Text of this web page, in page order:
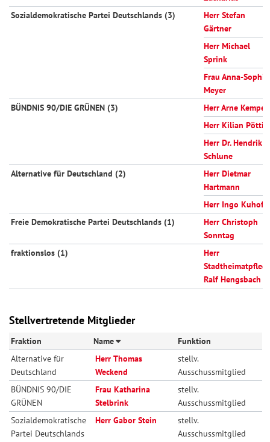
Sozialdemokratische Partei Deutschlands (3)
Herr Stefan
Gärtner
Herr Michael
Sprink
Frau Anna-Sophie
Meyer
BÜNDNIS 90/DIE GRÜNEN (3)
Herr Arne Kemper
Herr Kilian
Herr Dr. Hendrik
Schlune
Alternative für Deutschland (2)
Herr Dietmar
Hartmann
Herr Ingo Kuhoff
Freie Demokratische Partei Deutschlands (1)
Herr Christoph
Sonntag
fraktionslos (1)
Herr
Ralf Hengsbach
Stellvertretende Mitglieder
Fraktion Name
Funktion
Alternative für
Deutschland
Herr Thomas
Weckend
stellv.
Ausschussmitglied
BÜNDNIS 90/DIE
GRÜNEN
Frau Katharina
Stelbrink
stellv.
Ausschussmitglied
Sozialdemokratische
Partei Deutschlands
Herr Gabor Stein
stellv.
Ausschussmitglied